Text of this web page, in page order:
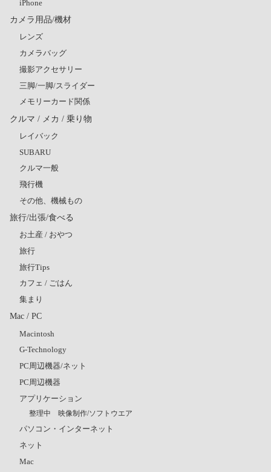
iPhone
カメラ用品/機材
レンズ
カメラバッグ
撮影アクセサリー
三脚/一脚/スライダー
メモリーカード関係
クルマ / メカ / 乗り物
レイバック
SUBARU
クルマ一般
飛行機
その他、機械もの
旅行/出張/食べる
お土産 / おやつ
旅行
旅行Tips
カフェ / ごはん
集まり
Mac / PC
Macintosh
G-Technology
PC周辺機器/ネット
PC周辺機器
アプリケーション
整理中 映像制作/ソフトウエア
パソコン・インターネット
ネット
Mac